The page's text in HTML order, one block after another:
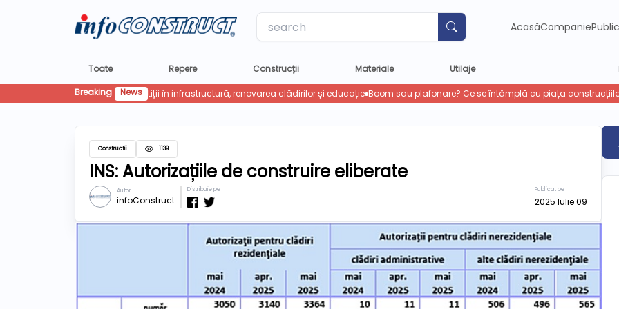
Label AcasăCompanie
Toate Repere Construcții Materiale Utilaje
Breaking
News
Constructii 1139
INS: Autorizațiile de construire eliberate
Autor
infoConstruct
Distribuie pe Publicat pe
2025 Iulie 09